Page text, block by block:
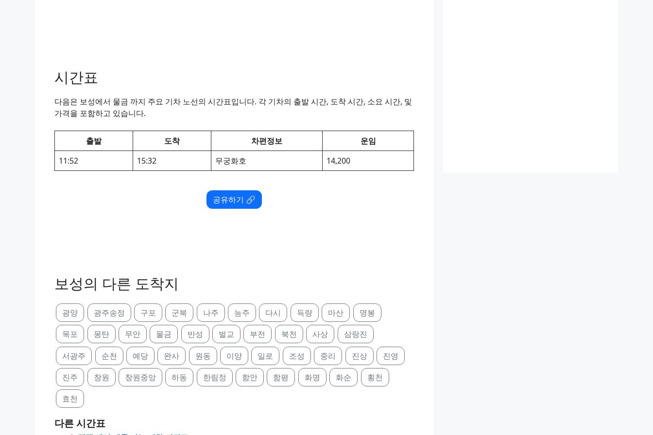
시간표
다음은 보성에서 물금 까지 주요 기차 노선의 시간표입니다. 각 기차의 출발 시간, 도착 시간, 소요 시간, 및
가격을 포함하고 있습니다.
출발 도착 차편정보
운임
11:52
15:32 무궁화호 14,200
공유하기 🔗
보성의 다른 도착지
광양 광주송정 구포 군북 나주 능주 다시 득량 마산 명봉
목포 몽탄 무안 물금 반성 벌교 부전 북천 사상 삼랑진
서광주 순천 예당 완사 원동 이양 일로 조성 중리 진상 진영
진주 창원 창원중앙 하동 한림정 함안 함평 화명 화순 횡천
효천
다른 시간표